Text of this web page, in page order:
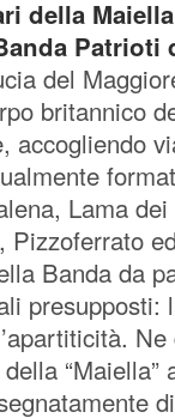
della Maiella
Patrioti
del
britannico
accogliendo
Lama
Pizzoferrato
Banda da
presupposti:
“Maiella”